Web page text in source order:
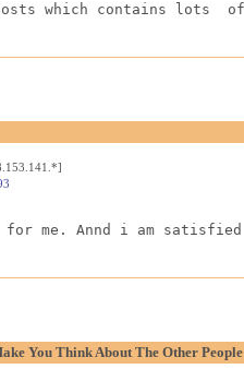
which contains lots
me. Annd i am
You Think About The Other People